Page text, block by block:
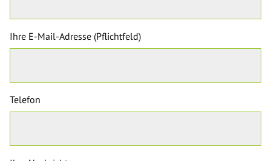
Ihre E-Mail-Adresse (Pflichtfeld)
Telefon